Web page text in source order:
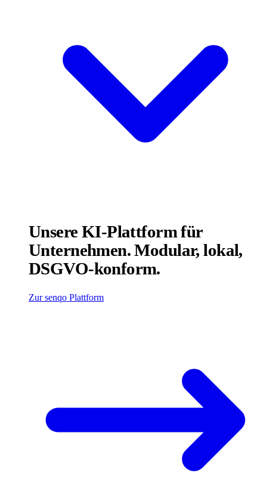
Unsere KI-Plattform für
Unternehmen. Modular, lokal,
DSGVO-konform.
Zur senqo Plattform